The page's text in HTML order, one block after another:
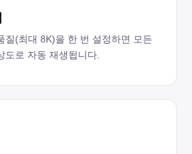
질(최대 8K)을 한 번 설정하면 모든
도로 자동 재생됩니다.